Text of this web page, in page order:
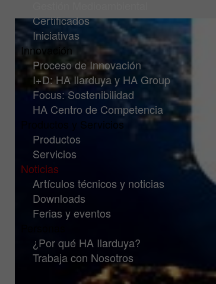
Certificados
Iniciativas
Innovación
Proceso de Innovación
I+D: HA Ilarduya y HA Group
Focus: Sostenibilidad
HA Centro de Competencia
Productos y Servicios
Productos
Servicios
Noticias
Artículos técnicos y noticias
Downloads
Ferias y eventos
¿Por qué HA Ilarduya?
Trabaja con Nosotros